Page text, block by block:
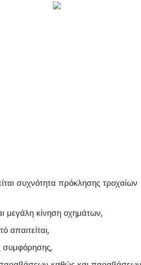
συχνότητα πρόκλησης τροχαίων
μεγάλη κίνηση οχημάτων,
απαιτείται,
συμφόρησης,